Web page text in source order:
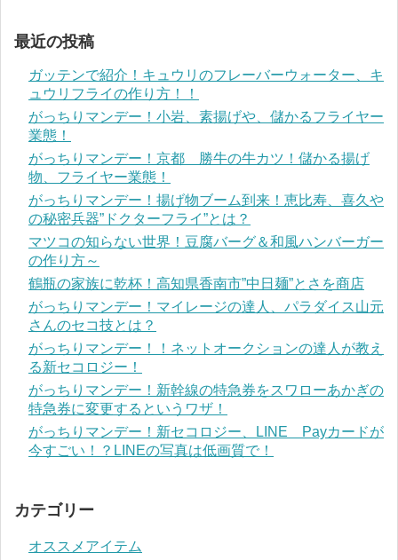
最近の投稿
ガッテンで紹介！キュウリのフレーバーウォーター、キ
ュウリフライの作り方！！
がっちりマンデー！小岩、素揚げや、儲かるフライヤー
業態！
がっちりマンデー！京都 勝牛の牛カツ！儲かる揚げ
物、フライヤー業態！
がっちりマンデー！揚げ物ブーム到来！恵比寿、喜久や
の秘密兵器”ドクターフライ”とは？
マツコの知らない世界！豆腐バーグ＆和風ハンバーガー
の作り方～
鶴瓶の家族に乾杯！高知県香南市”中日麺”とさを商店
がっちりマンデー！マイレージの達人、パラダイス山元
さんのセコ技とは？
がっちりマンデー！！ネットオークションの達人が教え
る新セコロジー！
がっちりマンデー！新幹線の特急券をスワローあかぎの
特急券に変更するというワザ！
がっちりマンデー！新セコロジー、LINE Payカードが
今すごい！？LINEの写真は低画質で！
カテゴリー
オススメアイテム